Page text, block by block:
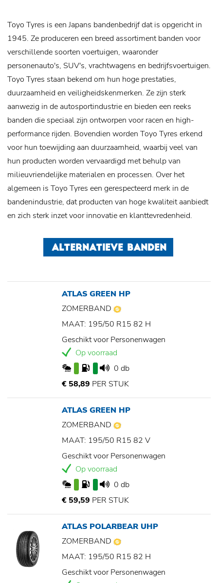
Toyo Tyres is een Japans bandenbedrijf dat is opgericht in
1945. Ze produceren een breed assortiment banden voor
verschillende soorten voertuigen, waaronder
personenauto's, SUV's, vrachtwagens en bedrijfsvoertuigen.
Toyo Tyres staan ​​bekend om hun hoge prestaties,
duurzaamheid en veiligheidskenmerken. Ze zijn sterk
aanwezig in de autosportindustrie en bieden een reeks
banden die speciaal zijn ontworpen voor racen en high-
performance rijden. Bovendien worden Toyo Tyres erkend
voor hun toewijding aan duurzaamheid, waarbij veel van
hun producten worden vervaardigd met behulp van
milieuvriendelijke materialen en processen. Over het
algemeen is Toyo Tyres een gerespecteerd merk in de
bandenindustrie, dat producten van hoge kwaliteit aanbiedt
en zich sterk inzet voor innovatie en klanttevredenheid.
ALTERNATIEVE BANDEN
ATLAS GREEN HP
ZOMERBAND
MAAT: 195/50 R15 82 H
Geschikt voor Personenwagen
Op voorraad
0 db
€ 58,89 PER STUK
ATLAS GREEN HP
ZOMERBAND
MAAT: 195/50 R15 82 V
Geschikt voor Personenwagen
Op voorraad
0 db
€ 59,59 PER STUK
ATLAS POLARBEAR UHP
ZOMERBAND
MAAT: 195/50 R15 82 H
Geschikt voor Personenwagen